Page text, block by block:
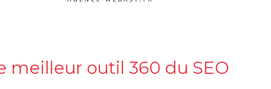
meilleur outil 360 du SEO